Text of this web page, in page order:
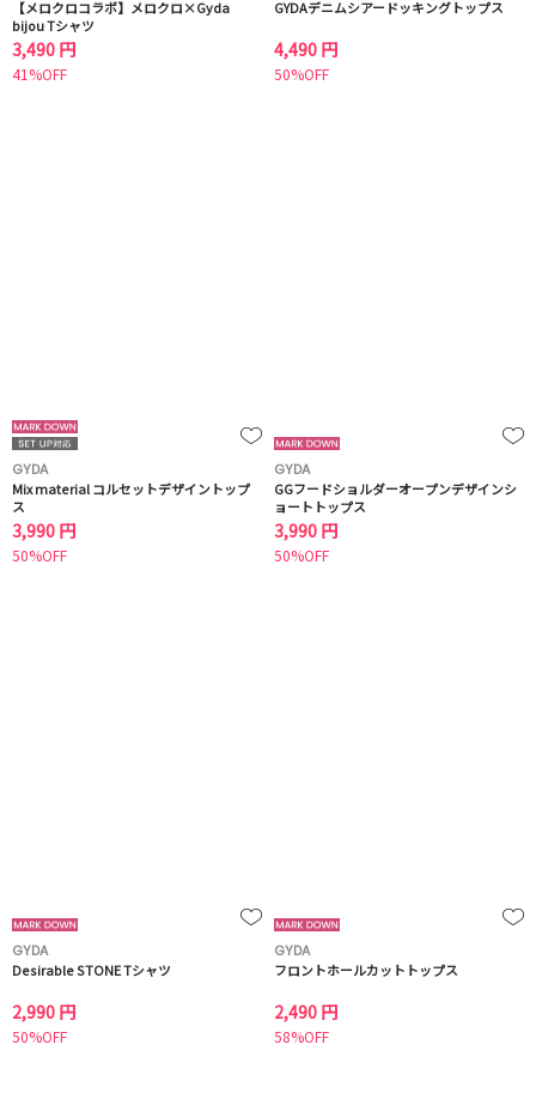
【メロクロコラボ】メロクロ×Gyda
bijou Tシャツ
3,490 円
41%OFF
GYDAデニムシアードッキングトップス
4,490 円
50%OFF
GYDA
Mix material コルセットデザイントップ
ス
3,990 円
50%OFF
GYDA
GGフードショルダーオープンデザインシ
ョートトップス
3,990 円
50%OFF
GYDA
Desirable STONE Tシャツ
2,990 円
50%OFF
GYDA
フロントホールカットトップス
2,490 円
58%OFF